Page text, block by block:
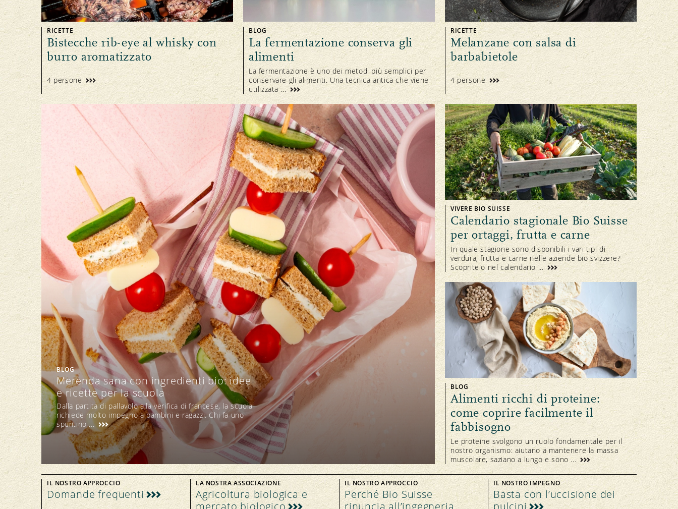
RICETTE
Bistecche rib-eye al whisky con
burro aromatizzato
4 persone
BLOG
La fermentazione conserva gli
alimenti
La fermentazione è uno dei metodi più semplici per
conservare gli alimenti. Una tecnica antica che viene
utilizzata ...
RICETTE
Melanzane con salsa di
barbabietole
4 persone
BLOG
Merenda sana con ingredienti bio: idee
e ricette per la scuola
Dalla partita di pallavolo alla verifica di francese, la scuola
richiede molto impegno a bambini e ragazzi. Chi fa uno
spuntino ...
VIVERE BIO SUISSE
Calendario stagionale Bio Suisse
per ortaggi, frutta e carne
In quale stagione sono disponibili i vari tipi di
verdura, frutta e carne nelle aziende bio svizzere?
Scopritelo nel calendario ...
BLOG
Alimenti ricchi di proteine:
come coprire facilmente il
fabbisogno
Le proteine svolgono un ruolo fondamentale per il
nostro organismo: aiutano a mantenere la massa
muscolare, saziano a lungo e sono ...
IL NOSTRO APPROCCIO
Domande frequenti
LA NOSTRA ASSOCIAZIONE
Agricoltura biologica e
mercato biologico
IL NOSTRO APPROCCIO
Perché Bio Suisse
rinuncia all’ingegneria
IL NOSTRO IMPEGNO
Basta con l’uccisione dei
pulcini